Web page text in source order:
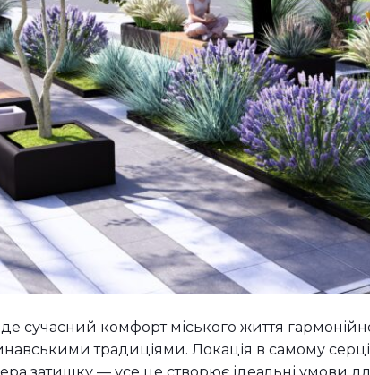
сучасний комфорт міського життя
традиціями. Локація в самому серці
затишку — усе це створює ідеальні умови